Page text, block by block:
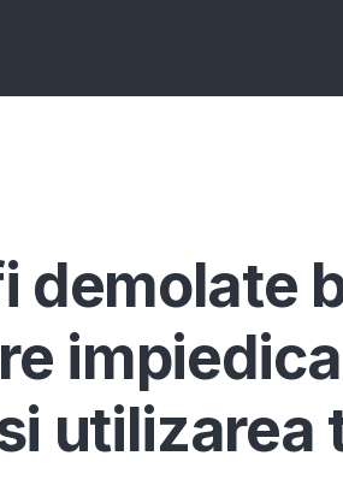
demolate
utilizarea